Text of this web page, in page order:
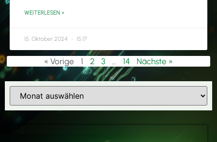
WEITERLESEN »
15. Oktober 2024 15:17
« Vorige 1 2 3 14 Nächste »